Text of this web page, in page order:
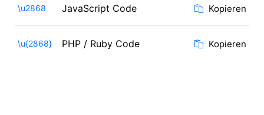
\u2868 JavaScript Code Kopieren
\u{2868} PHP / Ruby Code Kopieren